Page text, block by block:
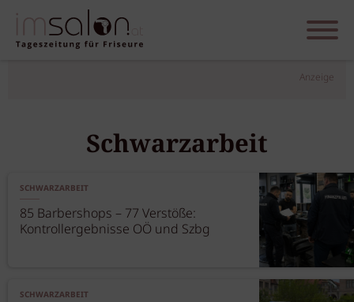
Anzeige
Schwarzarbeit
SCHWARZARBEIT
85 Barbershops – 77 Verstöße:
Kontrollergebnisse OÖ und Szbg
SCHWARZARBEIT